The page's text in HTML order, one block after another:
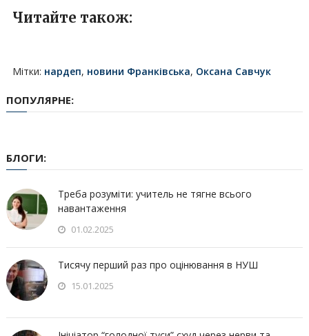
Читайте також:
Мітки: нардеп, новини Франківська, Оксана Савчук
ПОПУЛЯРНЕ:
БЛОГИ:
Треба розуміти: учитель не тягне всього
навантаження
01.02.2025
Тисячу перший раз про оцінювання в НУШ
15.01.2025